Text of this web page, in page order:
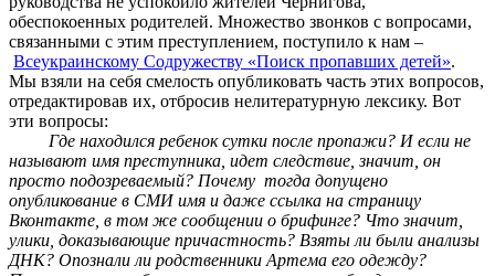
обеспокоенных родителей. Множество звонков с вопросами,
связанными с этим преступлением, поступило к нам –
Всеукраинскому Содружеству «Поиск пропавших детей».
Мы взяли на себя смелость опубликовать часть этих вопросов,
отредактировав их, отбросив нелитературную лексику. Вот
эти вопросы:
Где находился ребенок сутки после пропажи? И если не
называют имя преступника, идет следствие, значит, он
просто подозреваемый? Почему тогда допущено
опубликование в СМИ имя и даже ссылка на страницу
Вконтакте, в том же сообщении о брифинге? Что значит,
улики, доказывающие причастность? Взяты ли были анализы
ДНК? Опознали ли родственники Артема его одежду?